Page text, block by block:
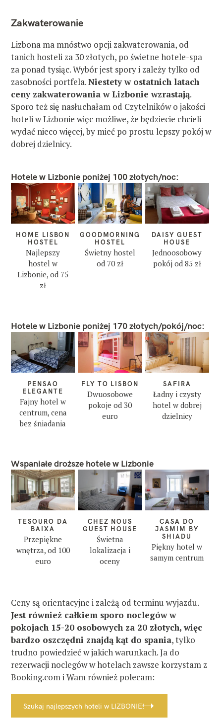
Zakwaterowanie
Lizbona ma mnóstwo opcji zakwaterowania, od
tanich hosteli za 30 złotych, po świetne hotele-spa
za ponad tysiąc. Wybór jest spory i zależy tylko od
zasobności portfela.Niestety w ostatnich latach
ceny zakwaterowania w Lizbonie wzrastają.
Sporo też się nasłuchałam od Czytelników o jakości
hoteli w Lizbonie więc możliwe, że będziecie chcieli
wydać nieco więcej, by mieć po prostu lepszy pokój w
dobrej dzielnicy.
Hotele w Lizbonie poniżej 100 złotych/noc:
HOME LISBON
HOSTEL
Najlepszy
hostel w
Lizbonie, od 75
zł
GOODMORNING
HOSTEL
Świetny hostel
od 70 zł
DAISY GUEST
HOUSE
Jednoosobowy
pokój od 85 zł
Hotele w Lizbonie poniżej 170 złotych/pokój/noc:
PENSAO
ELEGANTE
Fajny hotel w
centrum, cena
bez śniadania
FLY TO LISBON
Dwuosobowe
pokoje od 30
euro
SAFIRA
Ładny i czysty
hotel w dobrej
dzielnicy
Wspaniałe droższe hotele w Lizbonie
TESOURO DA
BAIXA
Przepiękne
wnętrza, od 100
euro
CHEZ NOUS
GUEST HOUSE
Świetna
lokalizacja i
oceny
CASA DO
JASMIM BY
SHIADU
Piękny hotel w
samym centrum
Ceny są orientacyjne i zależą od terminu wyjazdu.
Jest również całkiem sporo noclegów w
pokojach 15-20 osobowych za 20 złotych, więc
bardzo oszczędni znajdą kąt do spania, tylko
trudno powiedzieć w jakich warunkach. Ja do
rezerwacji noclegów w hotelach zawsze korzystam z
Booking.com i Wam również polecam:
Szukaj najlepszych hoteli w LIZBONIE!